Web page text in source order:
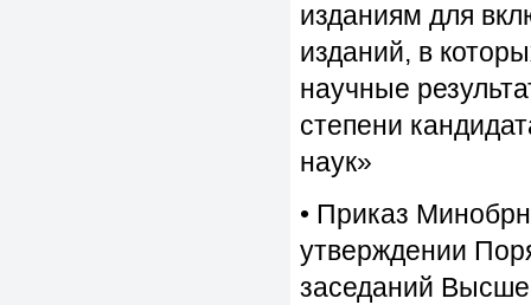
изданиям для
изданий, в
научные
степени
наук»
• Приказ
утверждении
заседаний